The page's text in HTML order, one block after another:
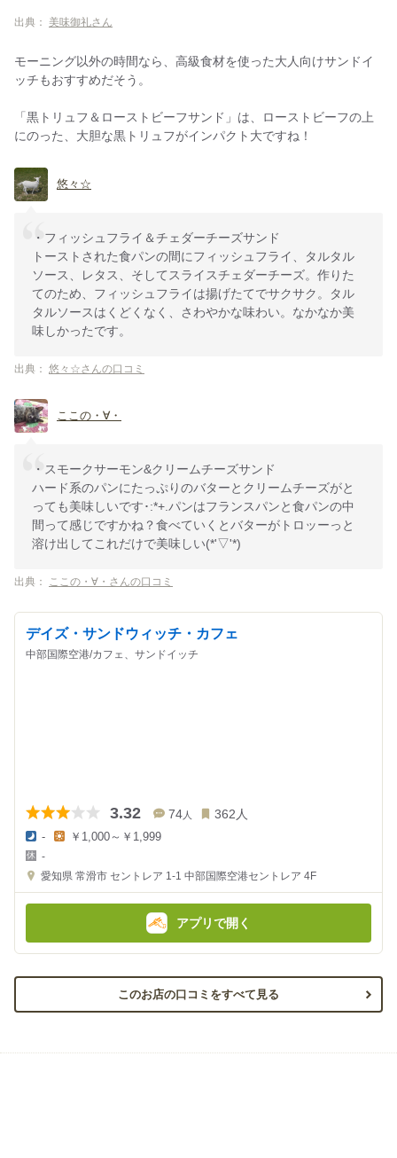
出典： 美味御礼さん
モーニング以外の時間なら、高級食材を使った大人向けサンドイ
ッチもおすすめだそう。
「黒トリュフ＆ローストビーフサンド」は、ローストビーフの上
にのった、大胆な黒トリュフがインパクト大ですね！
悠々☆
・フィッシュフライ＆チェダーチーズサンド
トーストされた食パンの間にフィッシュフライ、タルタル
ソース、レタス、そしてスライスチェダーチーズ。作りた
てのため、フィッシュフライは揚げたてでサクサク。タル
タルソースはくどくなく、さわやかな味わい。なかなか美
味しかったです。
出典： 悠々☆さんの口コミ
ここの・∀・
・スモークサーモン&クリームチーズサンド
ハード系のパンにたっぷりのバターとクリームチーズがと
っても美味しいです･:*+.パンはフランスパンと食パンの中
間って感じですかね？食べていくとバターがトロッーっと
溶け出してこれだけで美味しい(*'▽'*)
出典： ここの・∀・さんの口コミ
デイズ・サンドウィッチ・カフェ
中部国際空港/カフェ、サンドイッチ
3.32 74人 362 人
夜
の
金
-
金
額
￥1,000～￥1,999
-
愛知県 常滑市 セントレア 1-1 中部国際空港セントレア 4F
アプリで開く
このお店の口コミをすべて見る